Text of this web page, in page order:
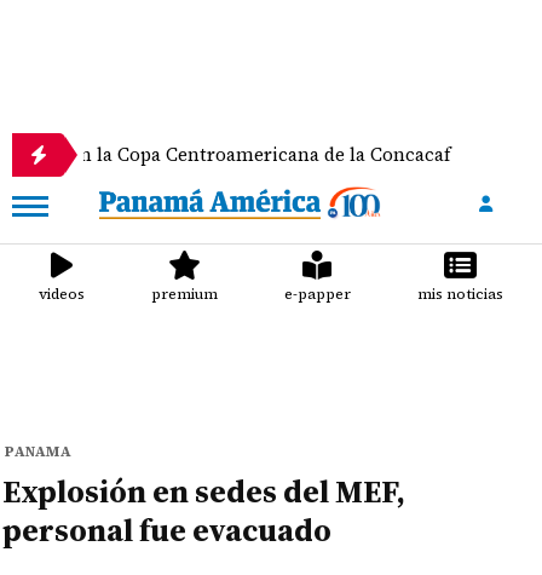
la Copa Centroamericana de la Concacaf
videos premium e-papper mis noticias
PANAMA
Explosión en sedes del MEF,
personal fue evacuado